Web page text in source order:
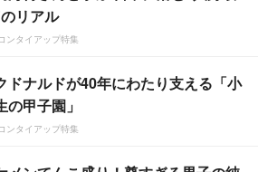
リアル
ンタイアップ特集
ドナルドが40年にわたり支える「小
の甲子園」
ンタイアップ特集